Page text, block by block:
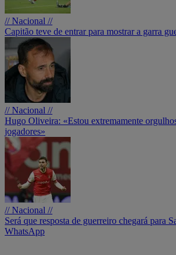
// Nacional //
Capitão teve de entrar para mostrar a garra
// Nacional //
Hugo Oliveira: «Estou extremamente
jogadores»
// Nacional //
Será que resposta de guerreiro chegará para
WhatsApp